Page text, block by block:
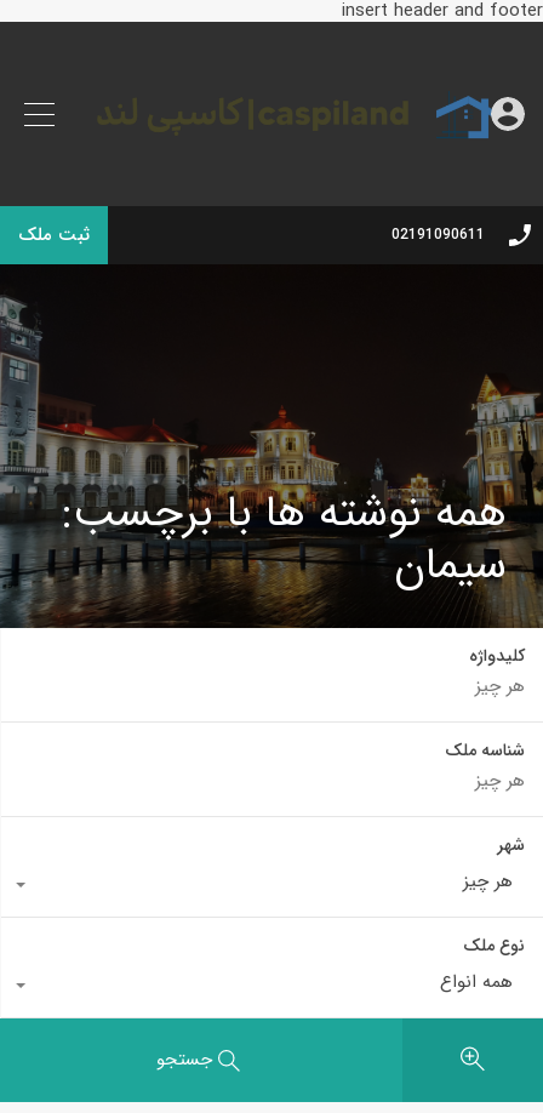
insert header and footer
02191090611 ثبت ملک
همه نوشته ها با برچسب:
سیمان
کلیدواژه
شناسه ملک
شهر
هر چیز
نوع ملک
همه انواع
جستجو